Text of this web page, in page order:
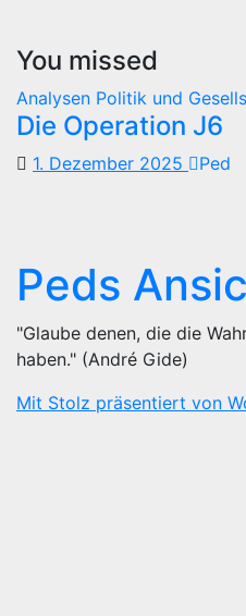
You missed
Analysen Politik und
Die Operation J6
1. Dezember 2025 Ped
Peds
"Glaube denen, die die
haben." (André Gide)
Mit Stolz präsentiert von